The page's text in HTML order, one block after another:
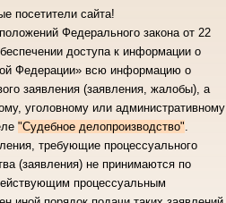
посетители сайта!
Федерального закона от 22
доступа к информации о
Федерации» всю информацию о
заявления (заявления, жалобы), а
уголовному или административному
"Судебное делопроизводство".
требующие процессуального
(заявления) не принимаются по
процессуальным